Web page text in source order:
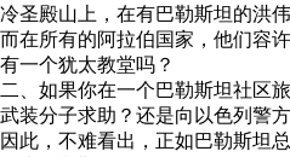
冷圣殿山上，在有巴勒斯坦的洪伟
而在所有的阿拉伯国家，他们容
有一个犹太教堂吗？
二、如果你在一个巴勒斯坦社区
武装分子求助？还是向以色列警
因此，不难看出，正如巴勒斯坦